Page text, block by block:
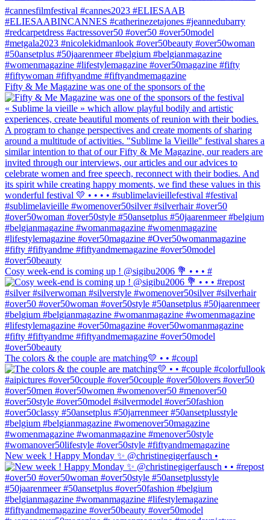
Fifty & Me Magazine was one of the sponsors of the
Cosy week-end is coming up ! @sigibu2006 💐 • • • #
The colors & the couple are matching💛 • • #coupl
New week ! Happy Monday ✨ @christinegigerfausch •